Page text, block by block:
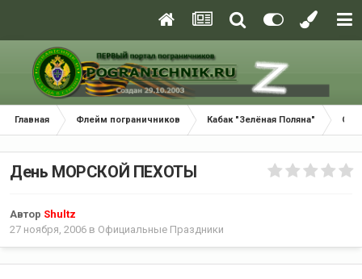
Главная Флейм пограничников Кабак "Зелёная Поляна"
День МОРСКОЙ ПЕХОТЫ
Автор Shultz
27 ноября, 2006 в Официальные Праздники